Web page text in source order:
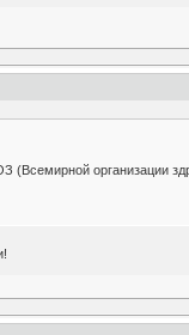
(Всемирной организации